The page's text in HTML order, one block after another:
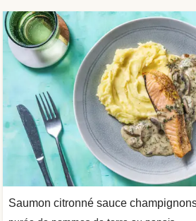
Saumon citronné sauce